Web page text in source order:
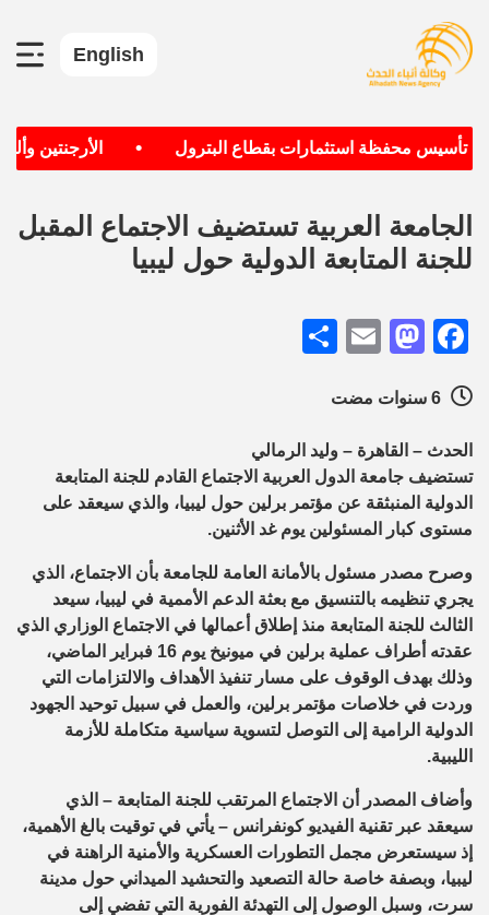
English
تأسيس محفظة استثمارات بقطاع البترول الأرجنتين
الجامعة العربية تستضيف الاجتماع المقبل
للجنة المتابعة الدولية حول ليبيا
Facebook
Mastodon
Email
الحدث – القاهرة – وليد الرمالي
تستضيف جامعة الدول العربية الاجتماع القادم للجنة المتابعة
الدولية المنبثقة عن مؤتمر برلين حول ليبيا، والذي سيعقد على
مستوى كبار المسئولين يوم غد الأثنين.
وصرح مصدر مسئول بالأمانة العامة للجامعة بأن الاجتماع، الذي
يجري تنظيمه بالتنسيق مع بعثة الدعم الأممية في ليبيا، سيعد
الثالث للجنة المتابعة منذ إطلاق أعمالها في الاجتماع الوزاري الذي
عقدته أطراف عملية برلين في ميونيخ يوم 16 فبراير الماضي،
وذلك بهدف الوقوف على مسار تنفيذ الأهداف واللتزامات التي
وردت في خلاصات مؤتمر برلين، والعمل في سبيل توحيد الجهود
الدولية الرامية إلى التوصل لتسوية سياسية متكاملة للأزمة
الليبية.
وأضاف المصدر أن الاجتماع المرتقب للجنة المتابعة – الذي
سيعقد عبر تقنية الفيديوكونفرانس – يأتي في توقيت بالغ الأهمية،
إذ سيستعرض مجمل التطورات العسكرية والأمنية الراهنة في
ليبيا، وبصفة خاصة حالة التصعيد والتحشيد الميداني حول مدينة
سرت، وسبل الوصول إلى التهدئة الفورية التي تفضي إلى